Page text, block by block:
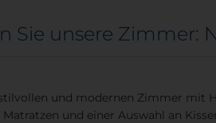
Sie unsere Zimmer:
und modernen Zimmer mit
und einer Auswahl an